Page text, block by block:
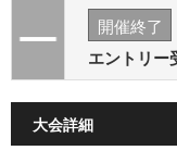
開催終了
エントリー
大会詳細